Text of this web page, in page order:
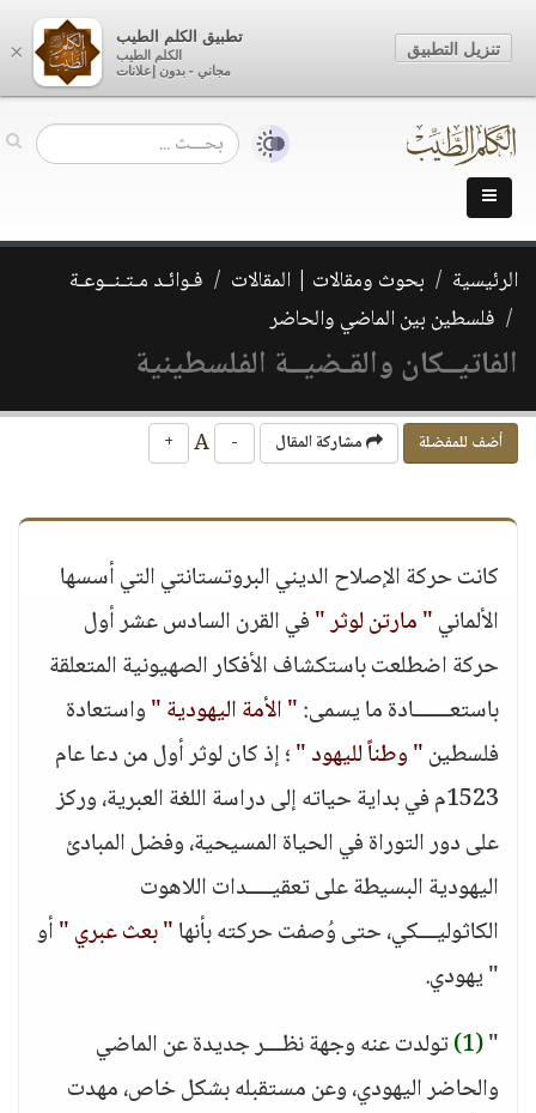
الرئيسية بحوث ومقالات | المقالات
فـوائـد مـتـنــوعـة
فلسطين بين الماضي والحاضر
الفاتيــكان والقـضيــة الفلسطينية
أضف للمفضلة مشاركة المقال -
+
كانت حركة الإصلاح الديني البروتستانتي التي أسسها
الألماني" مارتن لوثر "في القرن السادس عشر أول
حركة اضطلعت باستكشاف الأفكار الصهيونية المتعلقة
باستعــــــادة ما يسمى:" الأمة اليهودية "واستعادة
فلسطين" وطناً لليهود "؛ إذ كان لوثر أول من دعا عام
1523م في بداية حياته إلى دراسة اللغة العبرية، وركز
على دور التوراة في الحياة المسيحية، وفضل المبادئ
اليهودية البسيطة على تعقيــــدات اللاهوت
الكاثوليـــكي، حتى وُصفت حركته بأنها" بعث عبري "أو
" يهودي.
"
(1)
تولدت عنه وجهة نظـــر جديدة عن الماضي
والحاضر اليهودي، وعن مستقبله بشكل خاص، مهدت
×
تطبيق الكلم الطيب
الكلم الطيب
مجاني - بدون إعلانات
تنزيل التطبيق